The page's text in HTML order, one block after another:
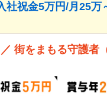
社祝金5万円/月25万
街をまもる守護者